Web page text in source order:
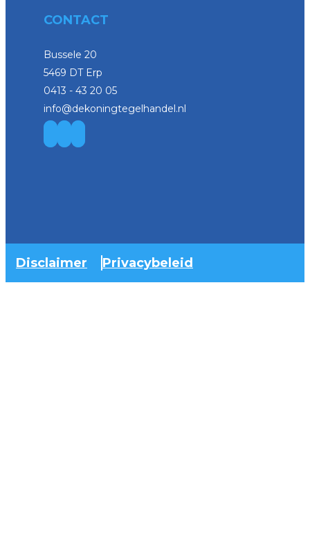
CONTACT
Bussele 20
5469 DT Erp
0413 - 43 20 05
info@dekoningtegelhandel.nl
Disclaimer Privacybeleid